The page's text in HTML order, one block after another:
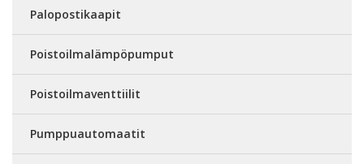
Palopostikaapit
Poistoilmalämpöpumput
Poistoilmaventtiilit
Pumppuautomaatit